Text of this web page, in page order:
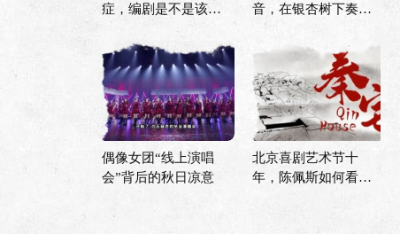
症，编剧是不是该改
音，在银杏树下奏
偶像女团“线上演唱
会”背后的秋日凉意
北京喜剧艺术节十
年，陈佩斯如何看当